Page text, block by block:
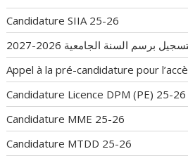
Candidature SIIA 25-26
برسم السنة الجامعية 2026-2027
Appel à la pré-candidature pour
Candidature Licence DPM (PE) 25-26
Candidature MME 25-26
Candidature MTDD 25-26